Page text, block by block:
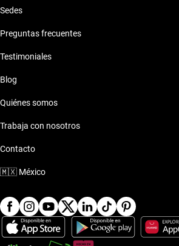
Sedes
Preguntas frecuentes
Testimoniales
Blog
Quiénes somos
Trabaja con nosotros
Contacto
🇲🇽 México